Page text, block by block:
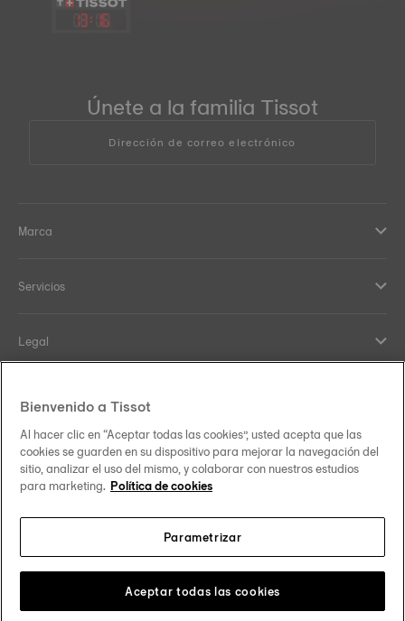
13: 16
Únete a la familia Tissot
Dirección de correo electrónico
Marca
Servicios
Legal
Nuestro compromiso
Síguenos en redes sociales
Cambiar país Tissot Copyrights 2026
Bienvenido a Tissot
Al hacer clic en “Aceptar todas las cookies”, usted acepta que las
cookies se guarden en su dispositivo para mejorar la navegación del
sitio, analizar el uso del mismo, y colaborar con nuestros estudios
para marketing. Política de cookies
Parametrizar
Aceptar todas las cookies